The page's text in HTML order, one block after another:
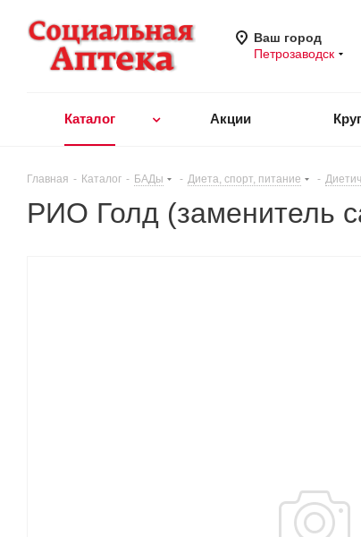
Ваш город
Петрозаводск
Каталог Акции
Главная - Каталог - БАДы - Диета, спорт, питание -
РИО Голд (заменитель